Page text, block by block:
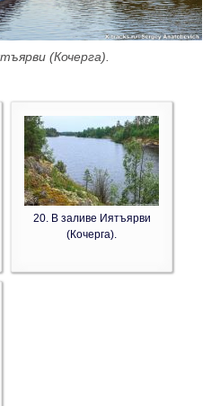
(Кочерга).
20. В заливе Иятъярви
(Кочерга).